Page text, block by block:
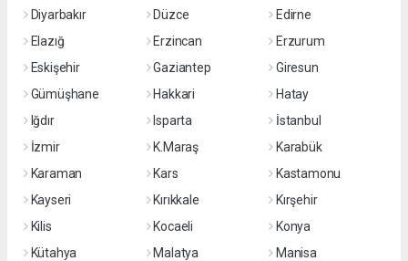
Diyarbakır
Düzce
Edirne
Elazığ
Erzincan
Erzurum
Eskişehir
Gaziantep
Giresun
Gümüşhane
Hakkari
Hatay
Iğdır
Isparta
İstanbul
İzmir
K.Maraş
Karabük
Karaman
Kars
Kastamonu
Kayseri
Kırıkkale
Kırşehir
Kilis
Kocaeli
Konya
Kütahya
Malatya
Manisa